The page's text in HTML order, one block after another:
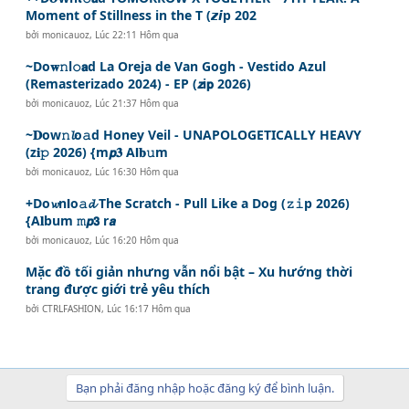
Moment of Stillness in the T (𝙯𝙞p 202
bởimonicauoz, Lúc 22:11 Hôm qua
~Do𝐰𝚗l𝚘𝗮d La Oreja de Van Gogh - Vestido Azul
(Remasterizado 2024) - EP (𝙯i𝗽 2026)
bởimonicauoz, Lúc 21:37 Hôm qua
~𝐃ow𝚗𝓵o𝚊d Honey Veil - UNAPOLOGETICALLY HEAVY
(z𝐢𝚙 2026) {m𝙥𝟑 A𝗹𝐛𝚞m
bởimonicauoz, Lúc 16:30 Hôm qua
+Do𝔀n𝗹o𝚊𝓭 The Scratch - Pull Like a Dog (𝚣𝚒p 2026)
{A𝐥bum 𝚖𝙥𝟯 r𝙖
bởimonicauoz, Lúc 16:20 Hôm qua
Mặc đồ tối giản nhưng vẫn nổi bật – Xu hướng thời
trang được giới trẻ yêu thích
bởiCTRLFASHION, Lúc 16:17 Hôm qua
Bạn phải đăng nhập hoặc đăng ký để bình luận.